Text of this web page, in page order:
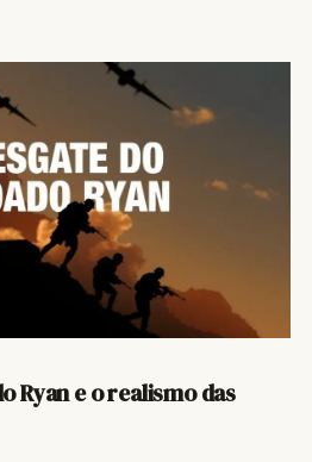
Ryan e o realismo das